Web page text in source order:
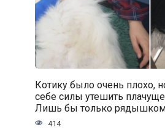
Котику было очень плохо,
себе силы утешить
Лишь бы только
414